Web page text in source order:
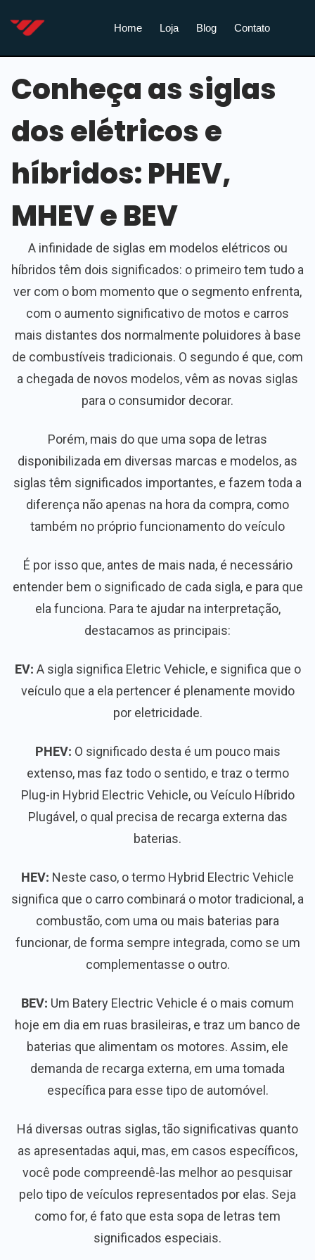
Home Loja Blog Contato
Conheça as siglas
dos elétricos e
híbridos: PHEV,
MHEV e BEV
A infinidade de siglas em modelos elétricos ou
híbridos têm dois significados: o primeiro tem tudo a
ver com o bom momento que o segmento enfrenta,
com o aumento significativo de motos e carros
mais distantes dos normalmente poluidores à base
de combustíveis tradicionais. O segundo é que, com
a chegada de novos modelos, vêm as novas siglas
para o consumidor decorar.
Porém, mais do que uma sopa de letras
disponibilizada em diversas marcas e modelos, as
siglas têm significados importantes, e fazem toda a
diferença não apenas na hora da compra, como
também no próprio funcionamento do veículo
É por isso que, antes de mais nada, é necessário
entender bem o significado de cada sigla, e para que
ela funciona. Para te ajudar na interpretação,
destacamos as principais:
EV: A sigla significa Eletric Vehicle, e significa que o
veículo que a ela pertencer é plenamente movido
por eletricidade.
PHEV: O significado desta é um pouco mais
extenso, mas faz todo o sentido, e traz o termo
Plug-in Hybrid Electric Vehicle, ou Veículo Híbrido
Plugável, o qual precisa de recarga externa das
baterias.
HEV: Neste caso, o termo Hybrid Electric Vehicle
significa que o carro combinará o motor tradicional, a
combustão, com uma ou mais baterias para
funcionar, de forma sempre integrada, como se um
complementasse o outro.
BEV: Um Batery Electric Vehicle é o mais comum
hoje em dia em ruas brasileiras, e traz um banco de
baterias que alimentam os motores. Assim, ele
demanda de recarga externa, em uma tomada
específica para esse tipo de automóvel.
Há diversas outras siglas, tão significativas quanto
as apresentadas aqui, mas, em casos específicos,
você pode compreendê-las melhor ao pesquisar
pelo tipo de veículos representados por elas. Seja
como for, é fato que esta sopa de letras tem
significados especiais.